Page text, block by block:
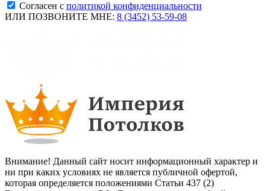
Согласен с политикой конфиденциальности
ИЛИ ПОЗВОНИТЕ МНЕ: 8 (3452) 53-59-08
Внимание! Данный сайт носит информационный характер и
ни при каких условиях не является публичной офертой,
которая определяется положениями Статьи 437 (2)